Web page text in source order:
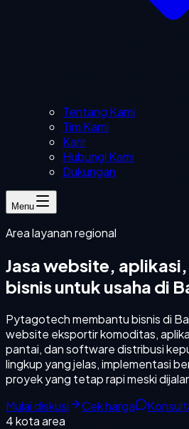
Tentang Kami
Tim Kami
Karir
Hubungi Kami
Dukungan
Menu
Area layanan regional
Jasa website,
bisnis untuk usaha di
Pytagotech membantu bisnis di
website eksportir komoditas,
pantai, dan software distribusi
lingkup yang jelas, implementasi
proyek yang tetap rapi meski
Mulai diskusi
Cek harga
4kota area